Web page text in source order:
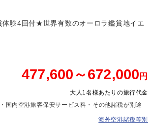
験4回付★世界有数のオーロラ鑑賞地イエ
477,600～672,000 円
大人1名様あたりの旅行代金
国内空港旅客保安サービス料・その他諸税が別途
海外空港諸税等別